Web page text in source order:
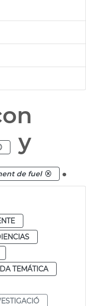
y
de fuel .
TEMÁTICA